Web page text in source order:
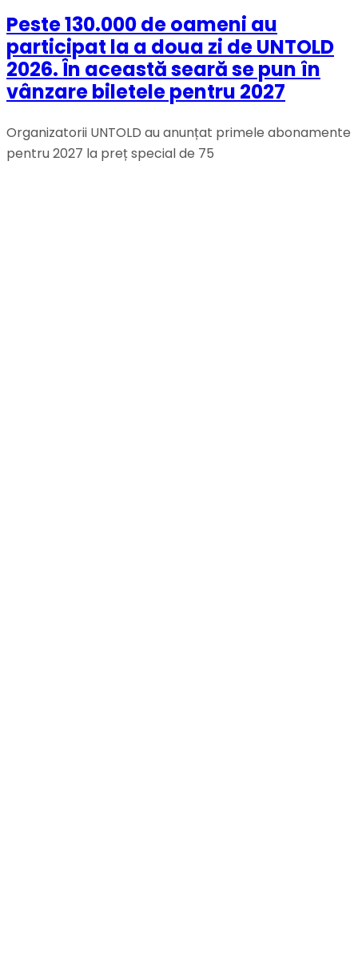
Peste 130.000 de oameni au
participat la a doua zi de UNTOLD
2026. În această seară se pun în
vânzare biletele pentru 2027
Organizatorii UNTOLD au anunțat primele abonamente
pentru 2027 la preț special de 75